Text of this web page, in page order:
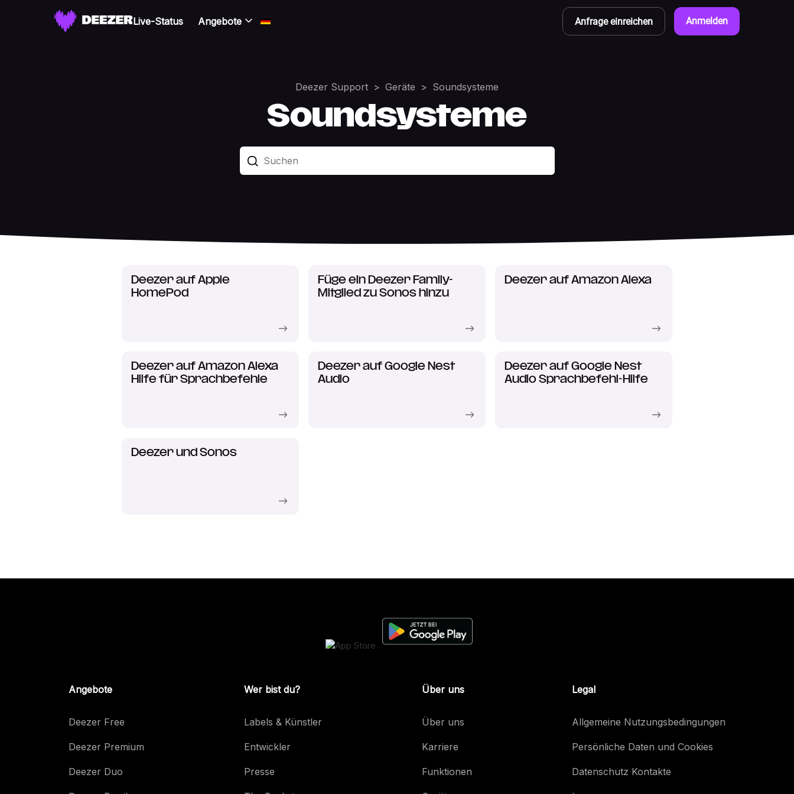
Live-Status Angebote Anfrage einreichen Anmelden
Deezer Support Geräte Soundsysteme
Soundsysteme
Deezer auf Apple
HomePod
Füge ein Deezer Family-
Mitglied zu Sonos hinzu
Deezer auf Amazon Alexa
Deezer auf Amazon Alexa
Hilfe für Sprachbefehle
Deezer auf Google Nest
Audio
Deezer auf Google Nest
Audio Sprachbefehl-Hilfe
Deezer und Sonos
Angebote
Deezer Free
Deezer Premium
Deezer Duo
Wer bist du?
Labels & Künstler
Entwickler
Presse
Über uns
Über uns
Karriere
Funktionen
Legal
Allgemeine Nutzungsbedingungen
Persönliche Daten und Cookies
Datenschutz Kontakte